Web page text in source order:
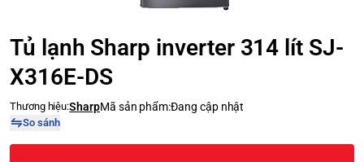
Tủ lạnh Sharp inverter 314 lít SJ-
X316E-DS
Thương hiệu:SharpMã sản phẩm:Đang cập nhật
So sánh